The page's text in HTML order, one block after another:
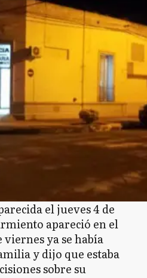
el jueves 4 de
apareció en el
ya se había
y dijo que estaba
sobre su